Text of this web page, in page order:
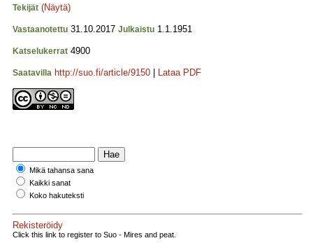
Tekijät (Näytä)
Vastaanotettu 31.10.2017 Julkaistu 1.1.1951
Katselukerrat 4900
Saatavilla http://suo.fi/article/9150 Lataa PDF
Mikä tahansa sana
Kaikki sanat
Koko hakuteksti
Rekisteröidy
Click this link to register to Suo - Mires and peat.